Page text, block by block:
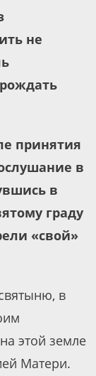
не
принятия
в
в
граду
«свой»
в
этой земле
Матери.